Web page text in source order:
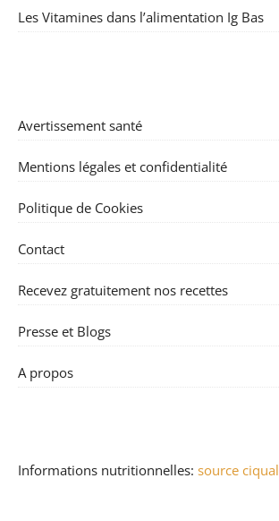
Les Vitamines dans l’alimentation Ig Bas
Avertissement santé
Mentions légales et confidentialité
Politique de Cookies
Contact
Recevez gratuitement nos recettes
Presse et Blogs
A propos
Informations nutritionnelles: source ciqual